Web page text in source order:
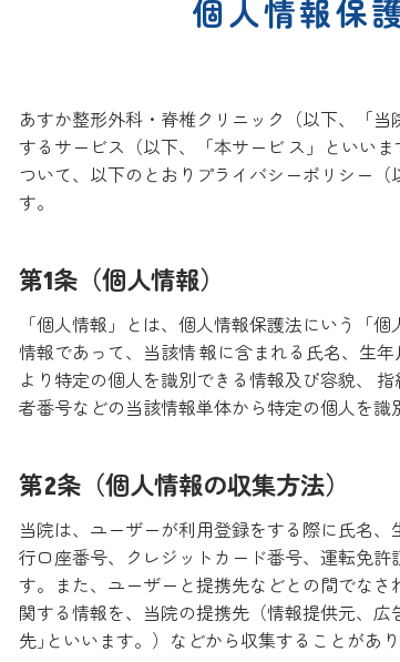
個人情報保
あすか整形外科・脊椎クリニック（以下、「
するサービス（以下、「本サービ ス」といい
ついて、以下のとおりプライバシーポリシー
す。
第1条（個人情報）
「個人情報」とは、個人情報保護法にいう「
情報であって、当該情 報に含まれる氏名、生
より特定の個人を識別できる情報及び容貌、
者番号などの当該情報単体から特定の個人を識
第2条（個人情報の収集方法）
当院は、ユーザーが利用登録をする際に氏名
行口座番号、クレジットカード番号、運転免
す。また、ユーザーと提携先などとの間でな
関する情報を、当院の提携先（情報提供元、
先｣といいます。）などから収集することがあり